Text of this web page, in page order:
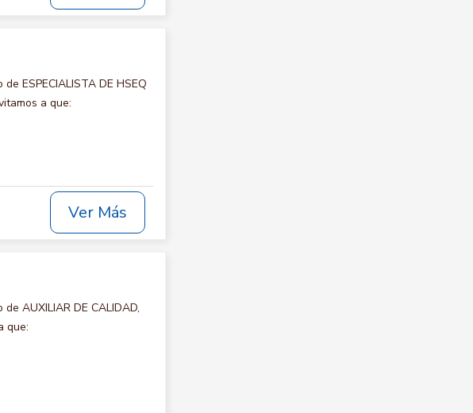
ESPECIALISTA DE HSEQ
a que:
Ver Más
AUXILIAR DE CALIDAD,
que: